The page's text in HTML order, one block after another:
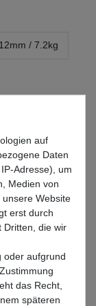
/ 7.2kg
auf
Daten
Adresse), um
Medien von
Website
erst durch
Dritten, die wir
oder aufgrund
das Recht,
späteren